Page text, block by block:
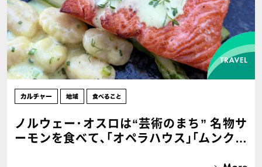
ノルウェー･オスロは“芸術のまち” 名物サ
ーモンを食べて､｢オペラハウス｣｢ムンク美